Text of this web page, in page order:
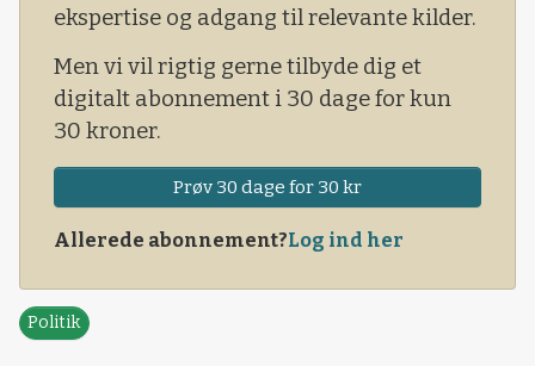
ekspertise og adgang til relevante kilder.
Men vi vil rigtig gerne tilbyde dig et
digitalt abonnement i 30 dage for kun
30 kroner.
Prøv 30 dage for 30 kr
Allerede abonnement?Log ind her
Politik